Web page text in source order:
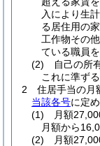
入により生
る居住用の
工作物その
ている職員
(2)
自己の所
これに準ず
2
住居手当の月
当該各号に定
(1)
月額
月額から
(2)
月額